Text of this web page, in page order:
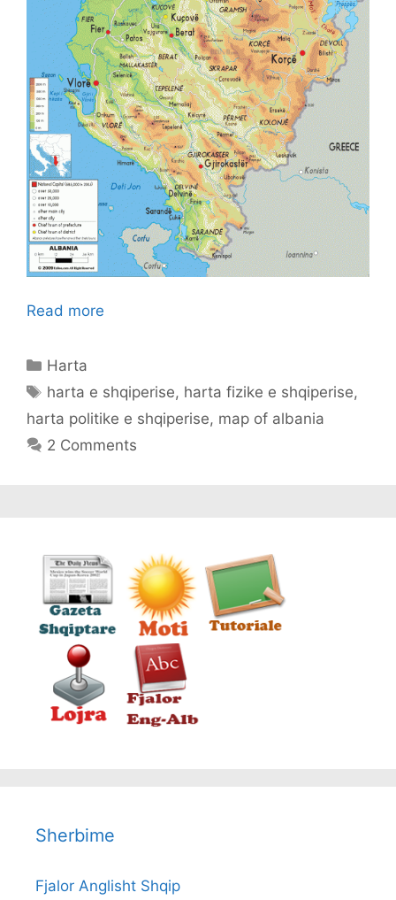
Read more
Categories
Harta
Tags
harta e shqiperise, harta fizike e shqiperise,
harta politike e shqiperise, map of albania
2 Comments
Sherbime
Fjalor Anglisht Shqip